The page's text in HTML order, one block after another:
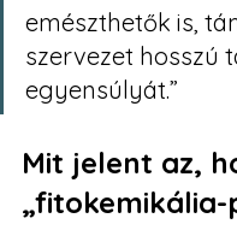
emészthetők is,
szervezet hosszú
egyensúlyát.”
Mit jelent az,
„fitokemikália-